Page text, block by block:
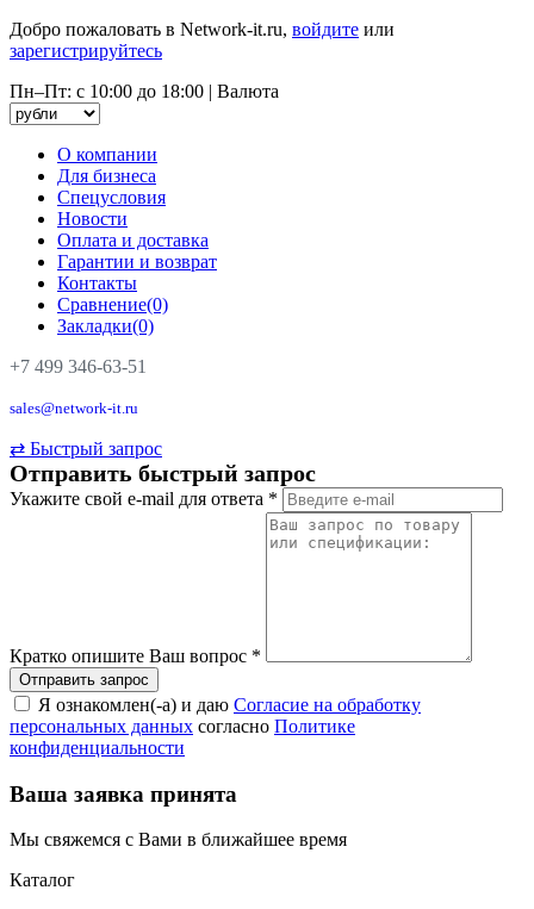
Добро пожаловать в Network-it.ru, войдите или
зарегистрируйтесь
Пн–Пт: с 10:00 до 18:00 | Валюта
О компании
Для бизнеса
Спецусловия
Новости
Оплата и доставка
Гарантии и возврат
Контакты
Сравнение(0)
Закладки(0)
+7 499 346-63-51
sales@network-it.ru
⇄ Быстрый запрос
Отправить быстрый запрос
Укажите свой e-mail для ответа *
Кратко опишите Ваш вопрос *
Я ознакомлен(-а) и даю Согласие на обработку
персональных данных согласно Политике
конфиденциальности
Ваша заявка принята
Мы свяжемся с Вами в ближайшее время
Каталог